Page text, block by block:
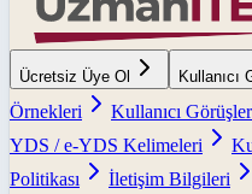
Ücretsiz Üye Ol Kullanıcı
Örnekleri
Kullanıcı
YDS / e-YDS Kelimeleri
Politikası
İletişim Bilgileri